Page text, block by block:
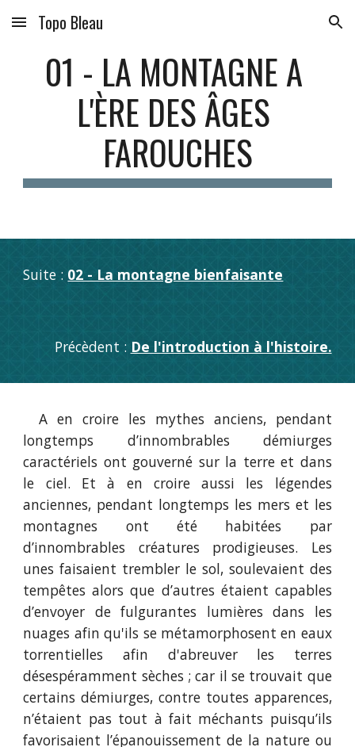
Skip to main content Skip to navigation
Topo Bleau
01 - LA MONTAGNE A
L'ÈRE DES ÂGES
FAROUCHES
Suite : 02 - La montagne bienfaisante
Précèdent : De l'introduction à l'histoire.
A en croire les mythes anciens, pendant
longtemps d’innombrables démiurges
caractériels ont gouverné sur la terre et dans
le ciel. Et à en croire aussi les légendes
anciennes, pendant longtemps les mers et les
montagnes ont été habitées par
d’innombrables créatures prodigieuses. Les
unes faisaient trembler le sol, soulevaient des
tempêtes alors que d’autres étaient capables
d’envoyer de fulgurantes lumières dans les
nuages afin qu'ils se métamorphosent en eaux
torrentielles afin d'abreuver les terres
désespéramment sèches ; car il se trouvait que
certains démiurges, contre toutes apparences,
n’étaient pas tout à fait méchants puisqu’ils
favorisaient l’épanouissement de la nature ou